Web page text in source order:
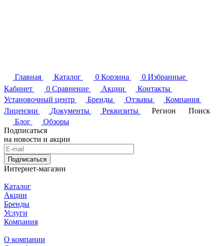
Главная Каталог 0 Корзина 0 Избранные
Кабинет
0 Сравнение Акции
Контакты
Установочный центр
Бренды Отзывы
Компания
Лицензии
Документы Реквизиты Регион
Поиск
Блог
Обзоры
Подписаться
на новости и акции
Подписаться
Интернет-магазин
Каталог
Акции
Бренды
Услуги
Компания
О компании